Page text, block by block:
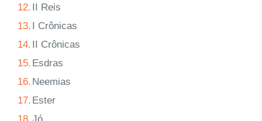
12. II Reis
13. I Crônicas
14. II Crônicas
15. Esdras
16. Neemias
17. Ester